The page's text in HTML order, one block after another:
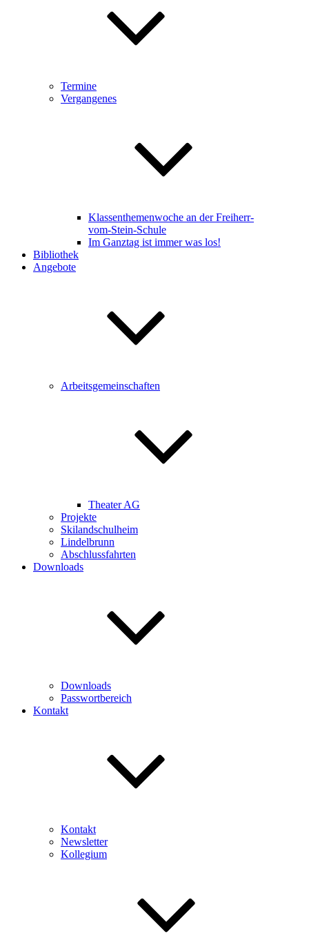
Termine
Vergangenes
Klassenthemenwoche an der Freiherr-
vom-Stein-Schule
Im Ganztag ist immer was los!
Bibliothek
Angebote
Arbeitsgemeinschaften
Theater AG
Projekte
Skilandschulheim
Lindelbrunn
Abschlussfahrten
Downloads
Downloads
Passwortbereich
Kontakt
Kontakt
Newsletter
Kollegium